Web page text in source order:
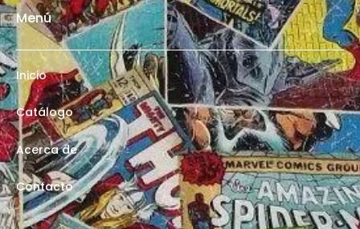
Menú
Inicio
Catálogo
Acerca de
Contacto